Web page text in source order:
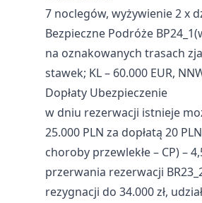
7 noclegów, wyżywienie 2 x
Bezpieczne Podróże
na oznakowanych trasach
stawek; KL – 60.000 EUR,
Dopłaty Ubezpieczenie
w dniu rezerwacji istnieje
25.000 PLN za dopłatą 20
choroby przewlekłe – CP) –
przerwania rezerwacji
rezygnacji do 34.000 zł,